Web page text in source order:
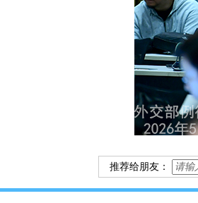
推荐给朋友：